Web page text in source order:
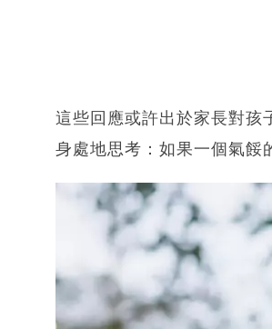
這些回應或許出於家長對孩
身處地思考：如果一個氣餒